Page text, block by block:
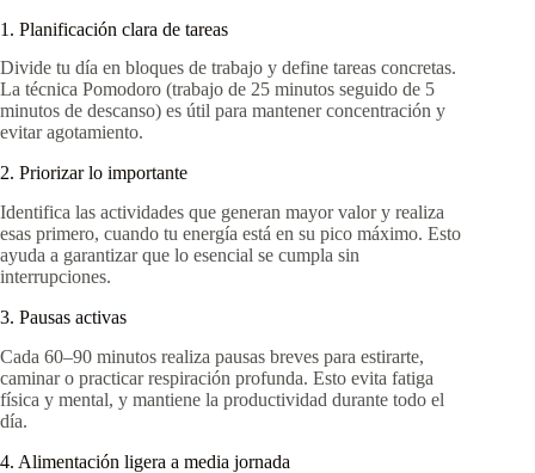
1. Planificación clara de tareas
Divide tu día en bloques de trabajo y define tareas concretas.
La técnica Pomodoro (trabajo de 25 minutos seguido de 5
minutos de descanso) es útil para mantener concentración y
evitar agotamiento.
2. Priorizar lo importante
Identifica las actividades que generan mayor valor y realiza
esas primero, cuando tu energía está en su pico máximo. Esto
ayuda a garantizar que lo esencial se cumpla sin
interrupciones.
3. Pausas activas
Cada 60–90 minutos realiza pausas breves para estirarte,
caminar o practicar respiración profunda. Esto evita fatiga
física y mental, y mantiene la productividad durante todo el
día.
4. Alimentación ligera a media jornada